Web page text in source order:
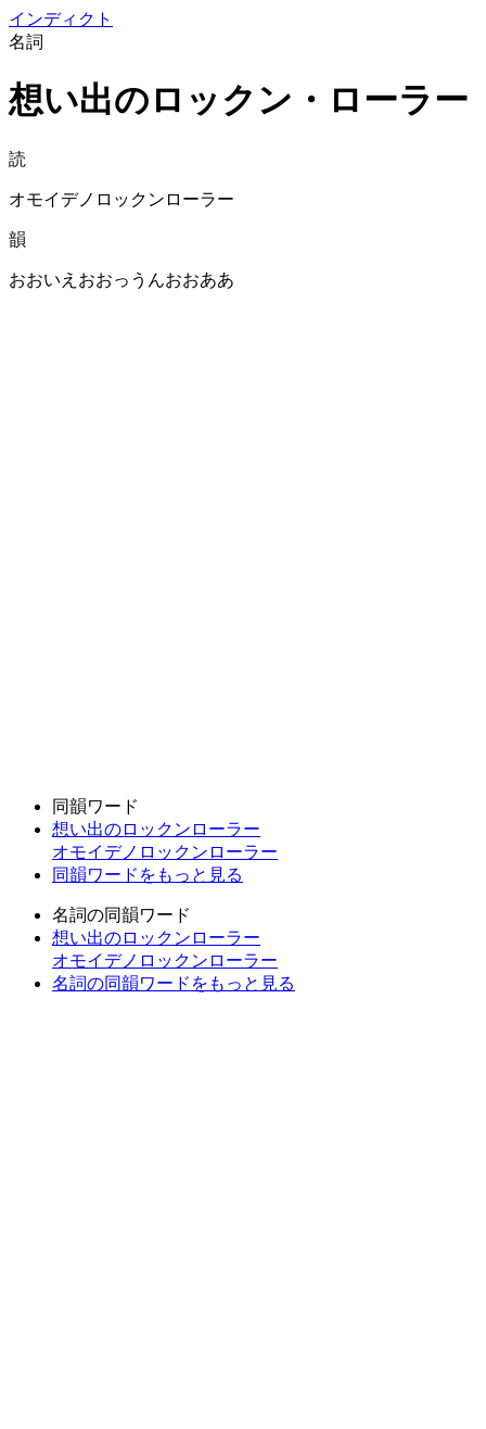
インディクト
名詞
想い出のロックン・ローラー
読
オモイデノロックンローラー
韻
おおいえおおっうんおおああ
同韻ワード
想い出のロックンローラー
オモイデノロックンローラー
同韻ワードをもっと見る
名詞の同韻ワード
想い出のロックンローラー
オモイデノロックンローラー
名詞の同韻ワードをもっと見る